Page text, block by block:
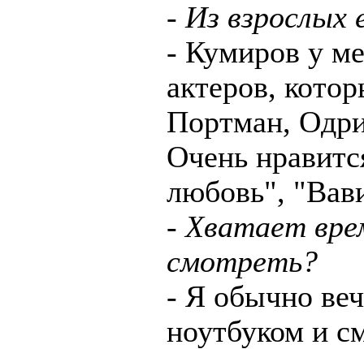
- Из взрослых
- Кумиров у
актеров,
Портман,
Очень
любовь",
- Хватает
смотреть?
- Я обычно
ноутбуком и